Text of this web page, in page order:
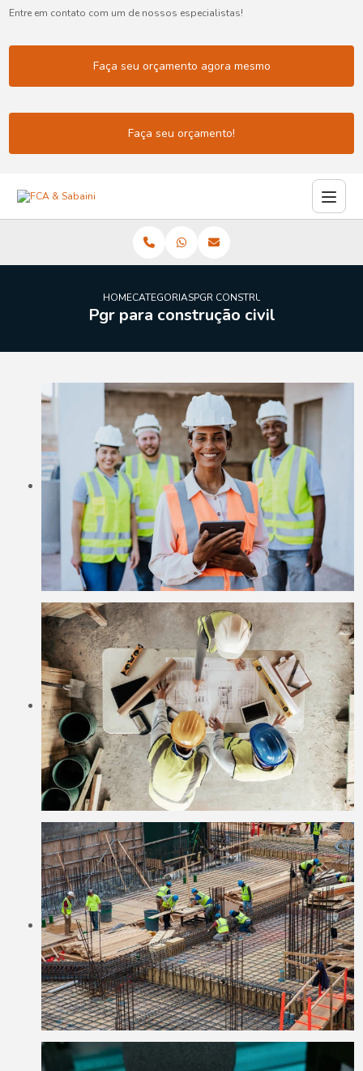
Entre em contato com um de nossos especialistas!
Faça seu orçamento agora mesmo
Faça seu orçamento!
HOMECATEGORIASPGR CONSTRUCAO CIVIL
Pgr para construção civil